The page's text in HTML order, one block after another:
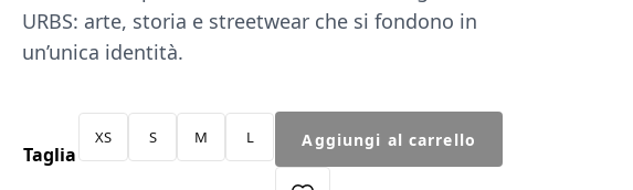
URBS: arte, storia e streetwear che si fondono in
un’unica identità.
Taglia
XS S M L
Ponte
verde
Aggiungi al carrello